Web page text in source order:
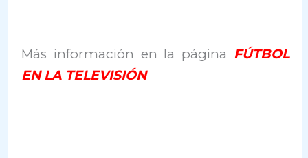
Más información en la página FÚTBOL
EN LA TELEVISIÓN